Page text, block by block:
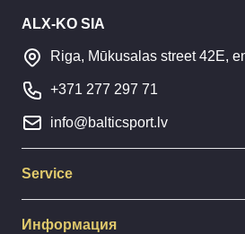
ALX-KO SIA
Riga, Mūkusalas street 42E,
+371 277 297 71
info@balticsport.lv
Service
Информация